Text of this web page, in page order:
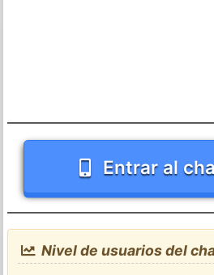
Entrar al
Nivel de usuarios del